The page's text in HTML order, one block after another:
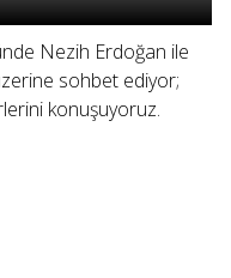
Nezih Erdoğan ile
sohbet ediyor;
konuşuyoruz.